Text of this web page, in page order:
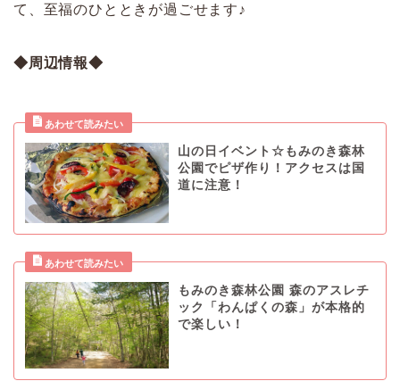
て、至福のひとときが過ごせます♪
◆周辺情報◆
山の日イベント☆もみのき森林
公園でピザ作り！アクセスは国
道に注意！
もみのき森林公園 森のアスレチ
ック「わんぱくの森」が本格的
で楽しい！